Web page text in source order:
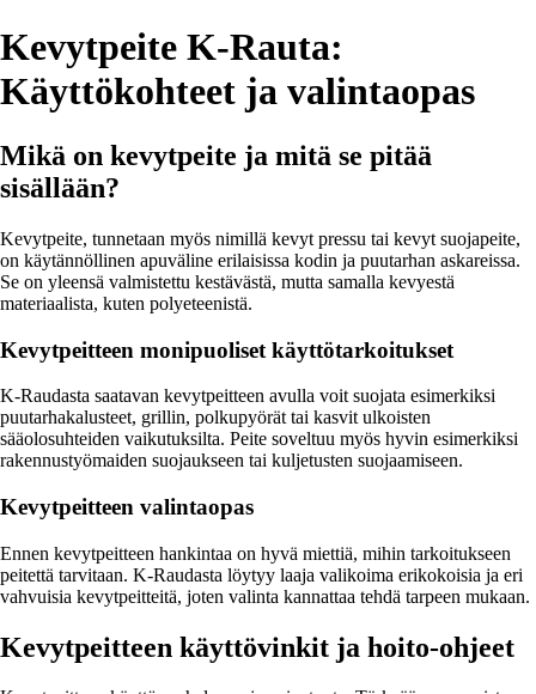
Kevytpeite K-Rauta:
Käyttökohteet ja valintaopas
Mikä on kevytpeite ja mitä se pitää
sisällään?
Kevytpeite, tunnetaan myös nimillä kevyt pressu tai kevyt suojapeite,
on käytännöllinen apuväline erilaisissa kodin ja puutarhan askareissa.
Se on yleensä valmistettu kestävästä, mutta samalla kevyestä
materiaalista, kuten polyeteenistä.
Kevytpeitteen monipuoliset käyttötarkoitukset
K-Raudasta saatavan kevytpeitteen avulla voit suojata esimerkiksi
puutarhakalusteet, grillin, polkupyörät tai kasvit ulkoisten
sääolosuhteiden vaikutuksilta. Peite soveltuu myös hyvin esimerkiksi
rakennustyömaiden suojaukseen tai kuljetusten suojaamiseen.
Kevytpeitteen valintaopas
Ennen kevytpeitteen hankintaa on hyvä miettiä, mihin tarkoitukseen
peitettä tarvitaan. K-Raudasta löytyy laaja valikoima erikokoisia ja eri
vahvuisia kevytpeitteitä, joten valinta kannattaa tehdä tarpeen mukaan.
Kevytpeitteen käyttövinkit ja hoito-ohjeet